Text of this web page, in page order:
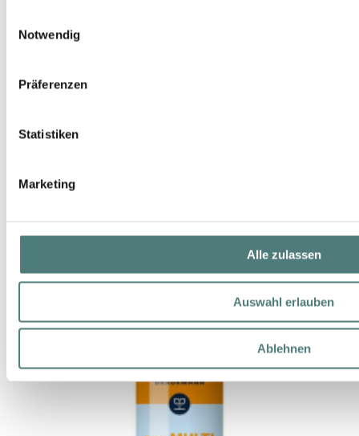
Notwendig
Präferenzen
Statistiken
Marketing
Alle zulassen
Auswahl erlauben
Ablehnen
HILDEGARD BRAUKMANN